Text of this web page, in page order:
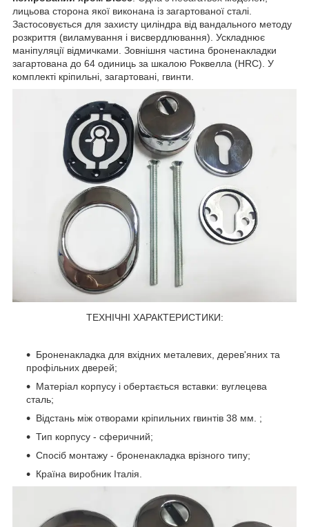
лицьова сторона якої виконана із загартованої сталі.
Застосовується для захисту циліндра від вандального методу
розкриття (виламування і висвердлювання). Ускладнює
маніпуляції відмичками. Зовнішня частина броненакладки
загартована до 64 одиниць за шкалою Роквелла (HRC). У
комплекті кріпильні, загартовані, гвинти.
ТЕХНІЧНІ ХАРАКТЕРИСТИКИ:
Броненакладка для вхідних металевих, дерев'яних та
профільних дверей;
Матеріал корпусу і обертається вставки: вуглецева
сталь;
Відстань між отворами кріпильних гвинтів 38 мм. ;
Тип корпусу - сферичний;
Спосіб монтажу - броненакладка врізного типу;
Країна виробник Італія.